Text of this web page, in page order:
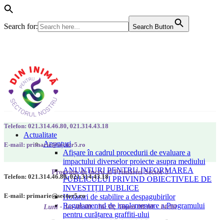
Search for: Search Button
Actualitate
Anunțuri
Afișare în cadrul procedurii de evaluare a
impactului diverselor proiecte asupra mediului
ANUNȚURI PENTRU INFORMAREA
PUBLICULUI PRIVIND OBIECTIVELE DE
INVESTIȚII PUBLICE
Hotarari de stabilire a despagubirilor
Regulamentul de implementare a Programului
pentru curățarea graffiti-ului
Telefon: 021.314.46.80, 021.314.43.18
E-mail: primarie@sector5.ro
Program de lucru al Primăriei Sector 5
Luni - Joi 08:00 - 16:30; Vineri 08:00 - 14:00
Telefon: 021.314.46.80, 021.314.43.18
E-mail: primarie@sector5.ro